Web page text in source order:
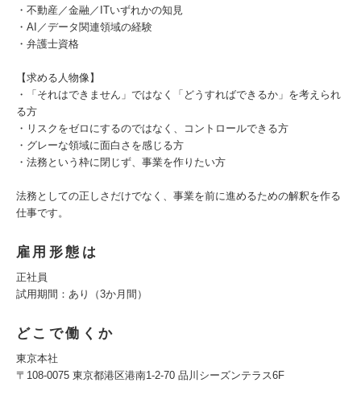
・不動産／金融／ITいずれかの知見
・AI／データ関連領域の経験
・弁護士資格
【求める人物像】
・「それはできません」ではなく「どうすればできるか」を考えられ
る方
・リスクをゼロにするのではなく、コントロールできる方
・グレーな領域に面白さを感じる方
・法務という枠に閉じず、事業を作りたい方
法務としての正しさだけでなく、事業を前に進めるための解釈を作る
仕事です。
雇用形態は
正社員
試用期間：あり（3か月間）
どこで働くか
東京本社
〒108-0075 東京都港区港南1-2-70 品川シーズンテラス6F